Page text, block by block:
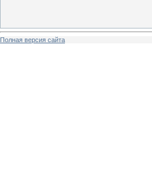
Полная версия сайта